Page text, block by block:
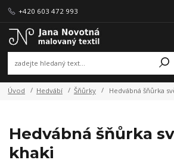
+420 603 472 993
Úvod Hedvábí Šňůrky Hedvábná šňůrka
Hedvábná šňůrka
khaki